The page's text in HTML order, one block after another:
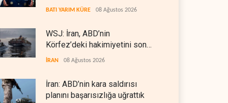
hedeflerine yetmez
BATI YARIM KÜRE 08 Ağustos 2026
WSJ: İran, ABD’nin
Körfez’deki hakimiyetini sona
erdiriyor
İRAN 08 Ağustos 2026
İran: ABD’nin kara saldırısı
planını başarısızlığa uğrattık